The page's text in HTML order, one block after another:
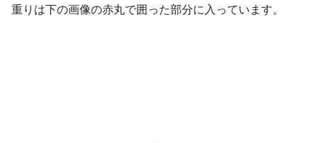
重りは下の画像の赤丸で囲った部分に入っています。